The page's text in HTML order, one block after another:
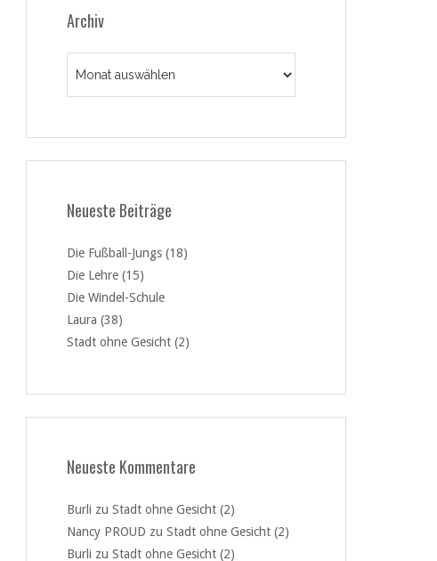
Archiv
Neueste Beiträge
Die Fußball-Jungs (18)
Die Lehre (15)
Die Windel-Schule
Laura (38)
Stadt ohne Gesicht (2)
Neueste Kommentare
Burli zu Stadt ohne Gesicht (2)
Nancy PROUD zu Stadt ohne Gesicht (2)
Burli zu Stadt ohne Gesicht (2)